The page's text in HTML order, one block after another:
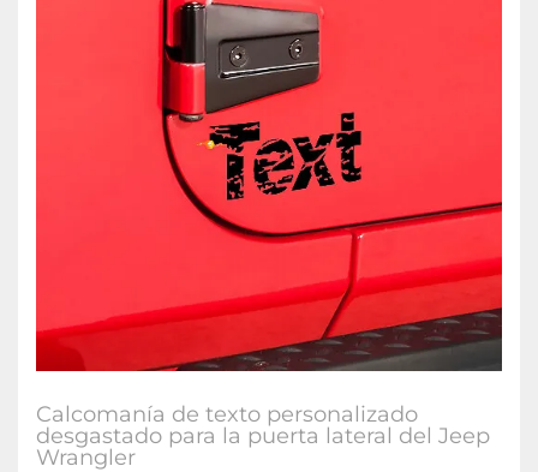
Calcomanía de texto personalizado
desgastado para la puerta lateral del Jeep
Wrangler